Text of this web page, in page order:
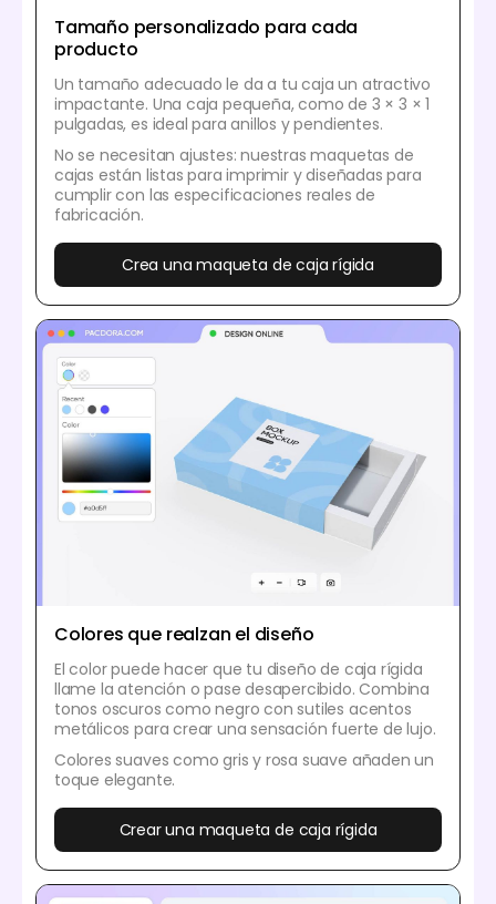
Tamaño personalizado para cada
producto
Un tamaño adecuado le da a tu caja un atractivo
impactante. Una caja pequeña, como de 3 × 3 × 1
pulgadas, es ideal para anillos y pendientes.
No se necesitan ajustes: nuestras maquetas de
cajas están listas para imprimir y diseñadas para
cumplir con las especificaciones reales de
fabricación.
Crea una maqueta de caja rígida
Colores que realzan el diseño
El color puede hacer que tu diseño de caja rígida
llame la atención o pase desapercibido. Combina
tonos oscuros como negro con sutiles acentos
metálicos para crear una sensación fuerte de lujo.
Colores suaves como gris y rosa suave añaden un
toque elegante.
Crear una maqueta de caja rígida